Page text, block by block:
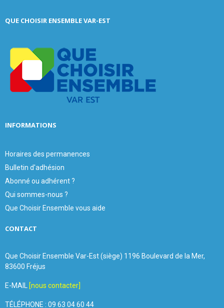
h
QUE CHOISIR ENSEMBLE VAR-EST
INFORMATIONS
Horaires des permanences
Bulletin d'adhésion
Abonné ou adhérent ?
Qui sommes-nous ?
Que Choisir Ensemble vous aide
CONTACT
Que Choisir Ensemble Var-Est (siège) 1196 Boulevard de la Mer,
83600 Fréjus
E-MAIL [nous contacter]
TÉLÉPHONE : 09 63 04 60 44